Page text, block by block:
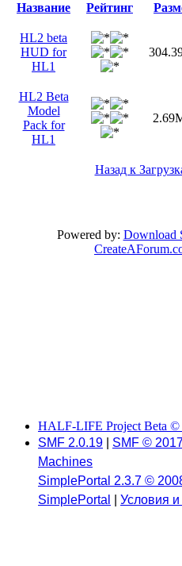
Название Рейтинг
HL2 beta
HUD for
HL1
HL2 Beta
Model
Pack for
HL1
Назад к
Powered by: Download
HALF-LIFE Project Beta ©
SMF 2.0.19
SMF ©
Machines
SimplePortal 2.3.7 ©
SimplePortal
Условия и